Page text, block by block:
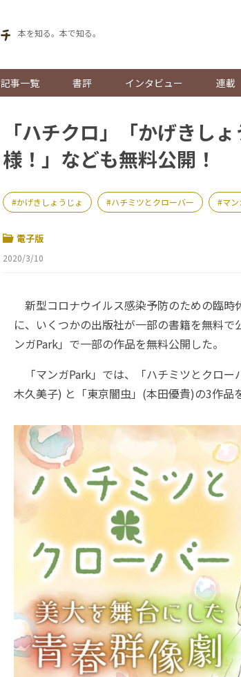
本を知る。本で知る。
記事一覧 書評 インタビュー 連載
「ハチクロ」「かげきし
様！」なども無料公開！
かげきしょうじょ ハチミツとクローバー マ
電子版
2020/3/10
新型コロナウイルス感染予防のための臨
に、いくつかの出版社が一部の書籍を無料
ンガPark」で一部の作品を無料公開した。
「マンガPark」では、「ハチミツとクロ
木久美子) と「東京闇虫」(本田優貴)の3作品